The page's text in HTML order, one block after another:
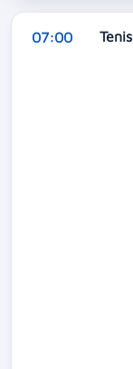
07:00 Tenis